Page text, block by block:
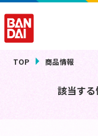
TOP 商品情報
該当する